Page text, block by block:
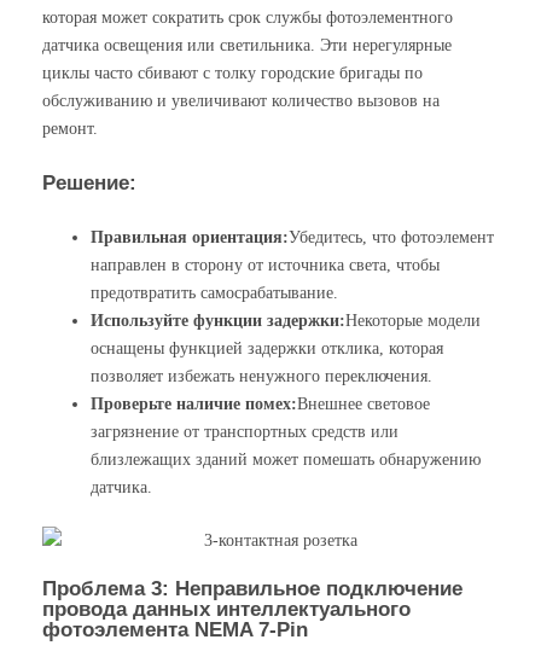
которая может сократить срок службы фотоэлементного
датчика освещения или светильника. Эти нерегулярные
циклы часто сбивают с толку городские бригады по
обслуживанию и увеличивают количество вызовов на
ремонт.
Решение:
Правильная ориентация:Убедитесь, что фотоэлемент
направлен в сторону от источника света, чтобы
предотвратить самосрабатывание.
Используйте функции задержки:Некоторые модели
оснащены функцией задержки отклика, которая
позволяет избежать ненужного переключения.
Проверьте наличие помех:Внешнее световое
загрязнение от транспортных средств или
близлежащих зданий может помешать обнаружению
датчика.
Проблема 3: Неправильное подключение
провода данных интеллектуального
фотоэлемента NEMA 7-Pin